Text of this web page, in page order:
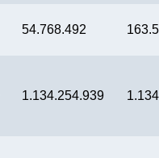
54.768.492
1.134.254.939